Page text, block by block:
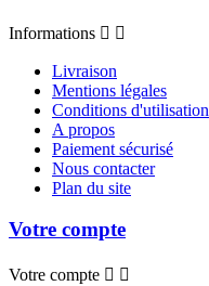
Informations  
Livraison
Mentions légales
Conditions d'utilisation
A propos
Paiement sécurisé
Nous contacter
Plan du site
Votre compte
Votre compte  